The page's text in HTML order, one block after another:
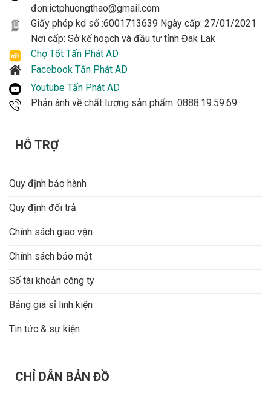
đơn:ictphuongthao@gmail.com
Giấy phép kd số :6001713639 Ngày cấp: 27/01/2021
Nơi cấp: Sở kế hoạch và đầu tư tỉnh Đak Lak
Chợ Tốt Tấn Phát AD
Facebook Tấn Phát AD
Youtube Tấn Phát AD
Phản ánh về chất lượng sản phẩm: 0888.19.59.69
HỖ TRỢ
Quy định bảo hành
Quy định đổi trả
Chính sách giao vận
Chính sách bảo mật
Số tài khoản công ty
Bảng giá sỉ linh kiện
Tin tức & sự kiện
CHỈ DẪN BẢN ĐỒ